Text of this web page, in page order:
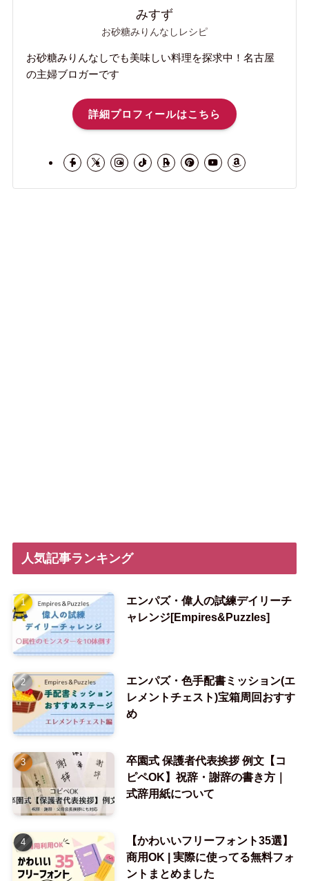
みすず
お砂糖みりんなしレシピ
お砂糖みりんなしでも美味しい料理を探求中！名古屋
の主婦ブロガーです
詳細プロフィールはこちら
人気記事ランキング
エンパズ・偉人の試練デイリーチ
ャレンジ[Empires&Puzzles]
エンパズ・色手配書ミッション(エ
レメントチェスト)宝箱周回おすす
め
卒園式 保護者代表挨拶 例文【コ
ピペOK】祝辞・謝辞の書き方｜
式辞用紙について
【かわいいフリーフォント35選】
商用OK | 実際に使ってる無料フォ
ントまとめました